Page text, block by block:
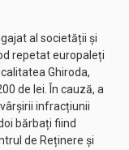
al societății și
repetat europaleți
Ghiroda,
de lei. În cauză, a
infracțiunii
bărbați fiind
de Reținere și